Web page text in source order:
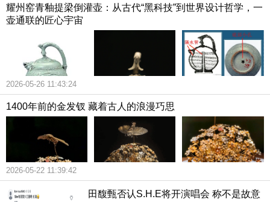
耀州窑青釉提梁倒灌壶：从古代“黑科技”到世界设计哲学，一
壶通联的匠心宇宙
2026-05-26 11:43:24
1400年前的金发钗 藏着古人的浪漫巧思
2026-05-22 11:39:42
田馥甄否认S.H.E将开演唱会 称不是故意